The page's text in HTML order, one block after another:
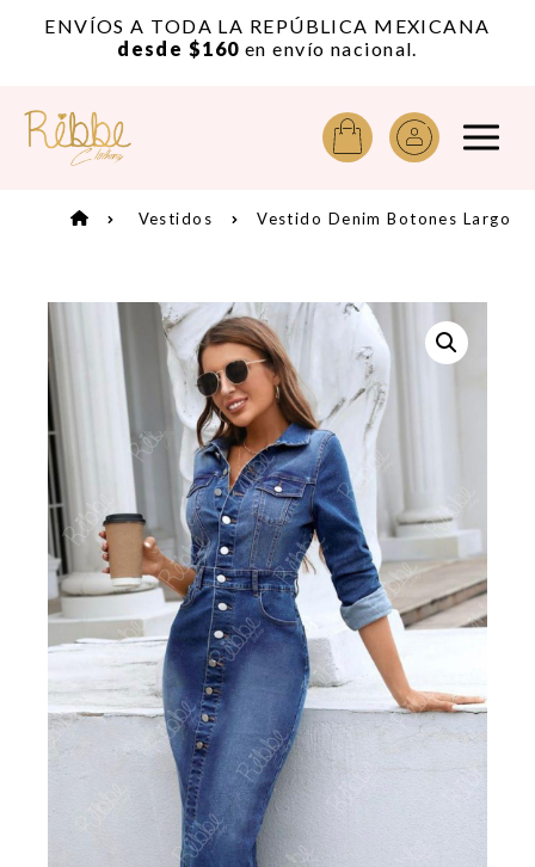
ENVÍOS A TODA LA REPÚBLICA MEXICANA
desde $160 en envío nacional.
Vestidos Vestido Denim Botones Largo